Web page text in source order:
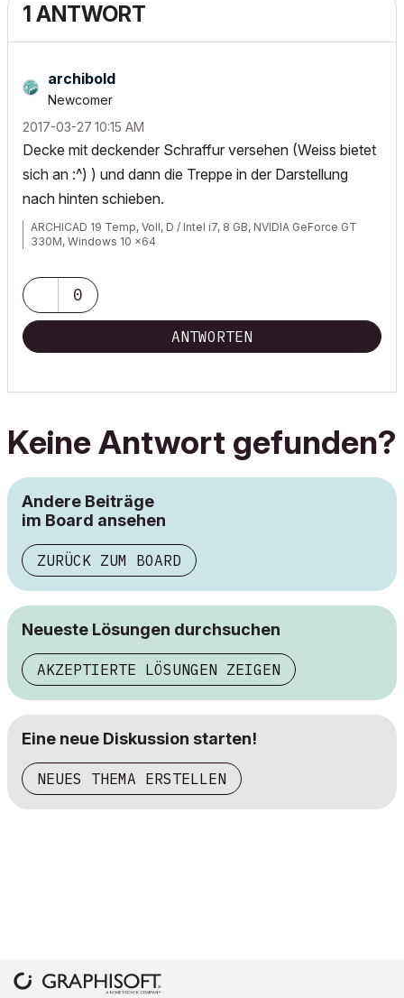
1 ANTWORT
archibold
Newcomer
‎2017-03-27 10:15 AM
Decke mit deckender Schraffur versehen (Weiss bietet
sich an :^) ) und dann die Treppe in der Darstellung
nach hinten schieben.
ARCHICAD 19 Temp, Voll, D / Intel i7, 8 GB, NVIDIA GeForce GT
330M, Windows 10 x64
0
ANTWORTEN
Keine Antwort gefunden?
Andere Beiträge
im Board ansehen
ZURÜCK ZUM BOARD
Neueste Lösungen durchsuchen
AKZEPTIERTE LÖSUNGEN ZEIGEN
Eine neue Diskussion starten!
NEUES THEMA ERSTELLEN